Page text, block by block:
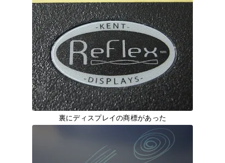
裏にディスプレイの商標があった